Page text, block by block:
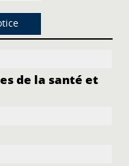
de la santé et